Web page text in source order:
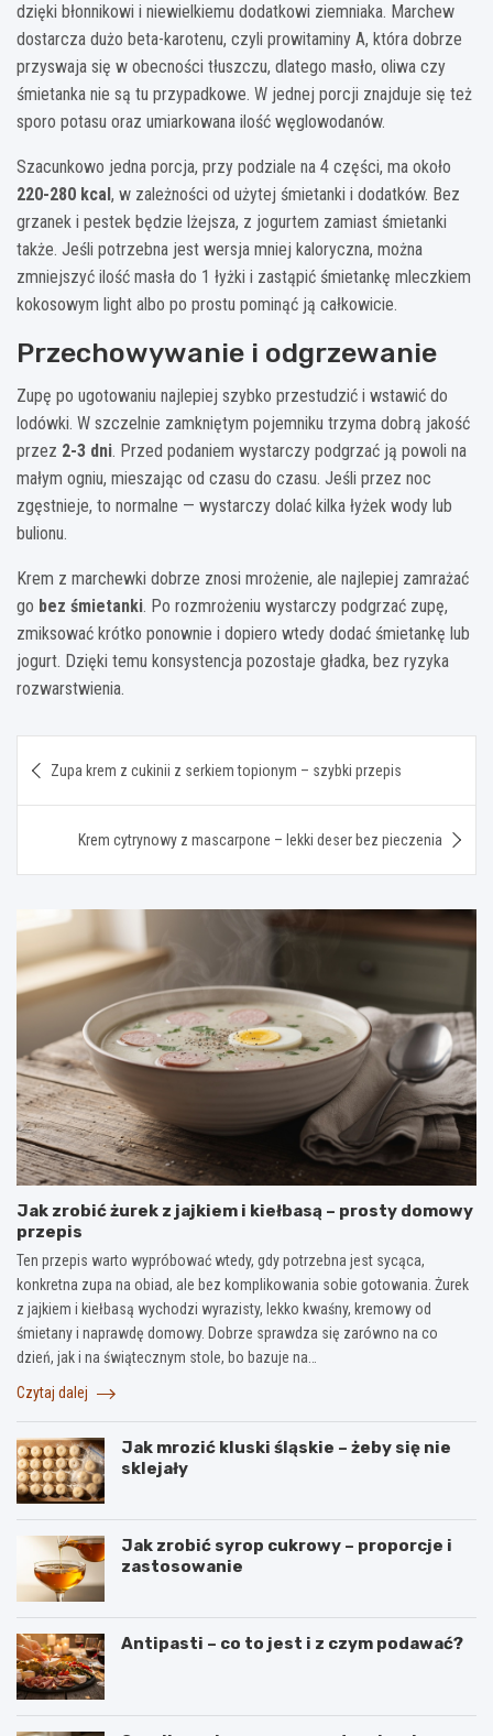
dzięki błonnikowi i niewielkiemu dodatkowi ziemniaka. Marchew
dostarcza dużo beta-karotenu, czyli prowitaminy A, która dobrze
przyswaja się w obecności tłuszczu, dlatego masło, oliwa czy
śmietanka nie są tu przypadkowe. W jednej porcji znajduje się też
sporo potasu oraz umiarkowana ilość węglowodanów.
Szacunkowo jedna porcja, przy podziale na 4 części, ma około
220-280 kcal , w zależności od użytej śmietanki i dodatków. Bez
grzanek i pestek będzie lżejsza, z jogurtem zamiast śmietanki
także. Jeśli potrzebna jest wersja mniej kaloryczna, można
zmniejszyć ilość masła do 1 łyżki i zastąpić śmietankę mleczkiem
kokosowym light albo po prostu pominąć ją całkowicie.
Przechowywanie i odgrzewanie
Zupę po ugotowaniu najlepiej szybko przestudzić i wstawić do
lodówki. W szczelnie zamkniętym pojemniku trzyma dobrą jakość
przez 2-3 dni. Przed podaniem wystarczy podgrzać ją powoli na
małym ogniu, mieszając od czasu do czasu. Jeśli przez noc
zgęstnieje, to normalne — wystarczy dolać kilka łyżek wody lub
bulionu.
Krem z marchewki dobrze znosi mrożenie, ale najlepiej zamrażać
go bez śmietanki. Po rozmrożeniu wystarczy podgrzać zupę,
zmiksować krótko ponownie i dopiero wtedy dodać śmietankę lub
jogurt. Dzięki temu konsystencja pozostaje gładka, bez ryzyka
rozwarstwienia.
wpisu
Zupa krem z cukinii z serkiem topionym – szybki przepis
Krem cytrynowy z mascarpone – lekki deser bez pieczenia
Jak zrobić żurek z jajkiem i kiełbasą – prosty domowy
przepis
Ten przepis warto wypróbować wtedy, gdy potrzebna jest sycąca,
konkretna zupa na obiad, ale bez komplikowania sobie gotowania. Żurek
z jajkiem i kiełbasą wychodzi wyrazisty, lekko kwaśny, kremowy od
śmietany i naprawdę domowy. Dobrze sprawdza się zarówno na co
dzień, jak i na świątecznym stole, bo bazuje na…
Czytaj dalej
Jak mrozić kluski śląskie – żeby się nie
sklejały
Jak zrobić syrop cukrowy – proporcje i
zastosowanie
Antipasti – co to jest i z czym podawać?